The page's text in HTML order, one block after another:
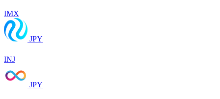
IMX
JPY
INJ
JPY